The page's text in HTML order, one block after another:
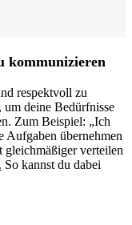
kommunizieren
respektvoll zu
, um deine Bedürfnisse
Zum Beispiel: „Ich
Aufgaben übernehmen
verteilen
So kannst du dabei